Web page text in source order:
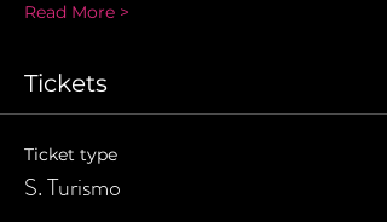
Read More >
Tickets
Ticket type
S. Turismo